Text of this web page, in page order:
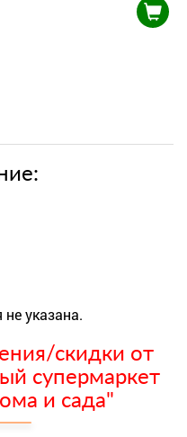
указана.
скидки от
супермаркет
и сада"